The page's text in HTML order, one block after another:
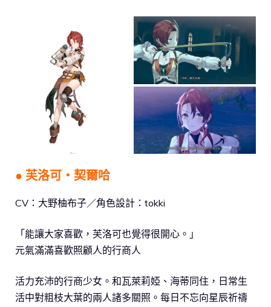
● 芙洛可‧契爾哈
CV：大野柚布子／角色設計：tokki
「能讓大家喜歡，芙洛可也覺得很開心。」
元氣滿滿喜歡照顧人的行商人
活力充沛的行商少女。和瓦萊莉婭、海蒂同住，日常生
活中對粗枝大葉的兩人諸多關照。每日不忘向星辰祈禱